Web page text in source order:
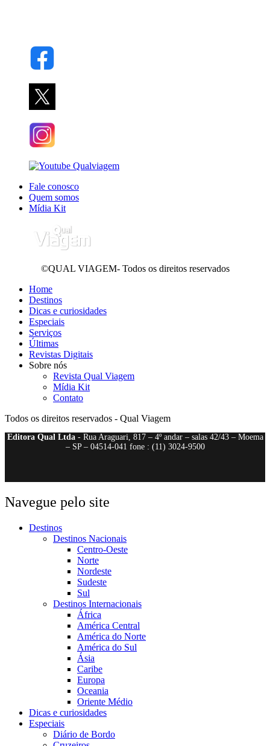
Fale conosco
Quem somos
Mídia Kit
©QUAL VIAGEM- Todos os direitos reservados
Home
Destinos
Dicas e curiosidades
Especiais
Serviços
Últimas
Revistas Digitais
Sobre nós
Revista Qual Viagem
Mídia Kit
Contato
Todos os direitos reservados - Qual Viagem
Editora Qual Ltda- Rua Araguari, 817 – 4º andar – salas 42/43 – Moema
– SP – 04514-041 fone : (11) 3024-9500
Navegue pelo site
Destinos
Destinos Nacionais
Centro-Oeste
Norte
Nordeste
Sudeste
Sul
Destinos Internacionais
África
América Central
América do Norte
América do Sul
Ásia
Caribe
Europa
Oceania
Oriente Médio
Dicas e curiosidades
Especiais
Diário de Bordo